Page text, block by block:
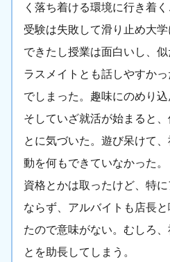
く落ち着ける環境に行き着く
受験は失敗して滑り止め大
できたし授業は面白いし、
ラスメイトとも話しやすか
でしまった。趣味にのめり込
そしていざ就活が始まると
とに気づいた。遊び呆けて
動を何もできていなかった。
資格とかは取ったけど、特
ならず、アルバイトも店長
たので意味がない。むしろ
とを助長してしまう。